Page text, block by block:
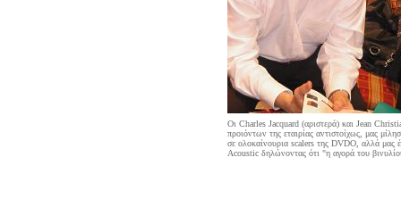
Οι Charles Jacquard (αριστερά) και Jean
προιόντων της εταιρίας αντιστοίχως, μας
σε ολοκαίνουρια scalers της DVDO, αλλά μας
Acoustic δηλώνοντας ότι "η αγορά του